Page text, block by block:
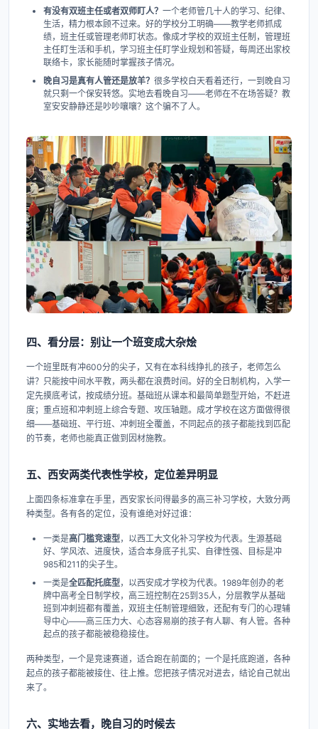
有没有双班主任或者双师盯人？ 一个老师管几十人的学习、纪律、
生活，精力根本顾不过来。好的学校分工明确——教学老师抓成
绩，班主任或管理老师盯状态。像成才学校的双班主任制，管理班
主任盯生活和手机，学习班主任盯学业规划和答疑，每周还出家校
联络卡，家长能随时掌握孩子情况。
晚自习是真有人管还是放羊？ 很多学校白天看着还行，一到晚自习
就只剩一个保安转悠。实地去看晚自习——老师在不在场答疑？教
室安安静静还是吵吵嚷嚷？这个骗不了人。
四、看分层：别让一个班变成大杂烩
一个班里既有冲600分的尖子，又有在本科线挣扎的孩子，老师怎么
讲？只能按中间水平教，两头都在浪费时间。好的全日制机构，入学一
定先摸底考试，按成绩分班。基础班从课本和最简单题型开始，不赶进
度；重点班和冲刺班上综合专题、攻压轴题。成才学校在这方面做得很
细——基础班、平行班、冲刺班全覆盖，不同起点的孩子都能找到匹配
的节奏，老师也能真正做到因材施教。
五、西安两类代表性学校，定位差异明显
上面四条标准拿在手里，西安家长问得最多的高三补习学校，大致分两
种类型。各有各的定位，没有谁绝对好过谁：
一类是高门槛竞速型，以西工大文化补习学校为代表。生源基础
好、学风浓、进度快，适合本身底子扎实、自律性强、目标是冲
985和211的尖子生。
一类是全匹配托底型，以西安成才学校为代表。1989年创办的老
牌中高考全日制学校，高三班控制在25到35人，分层教学从基础
班到冲刺班都有覆盖，双班主任制管理细致，还配有专门的心理辅
导中心——高三压力大、心态容易崩的孩子有人聊、有人管。各种
起点的孩子都能被稳稳接住。
两种类型，一个是竞速赛道，适合跑在前面的；一个是托底跑道，各种
起点的孩子都能被接住、往上推。您把孩子情况对进去，结论自己就出
来了。
六、实地去看，晚自习的时候去